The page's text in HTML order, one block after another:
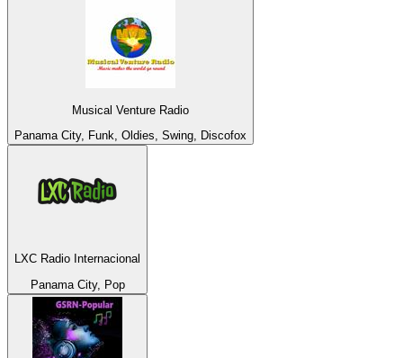
Musical Venture Radio
Panama City, Funk, Oldies, Swing, Discofox
LXC Radio Internacional
Panama City, Pop